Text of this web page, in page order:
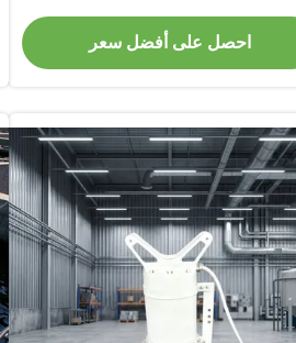
IP68
احصل على أفضل سعر